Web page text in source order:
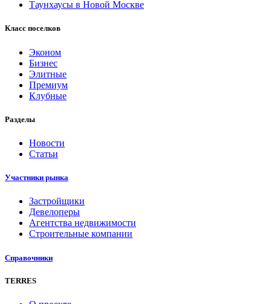
Таунхаусы в Новой Москве
Класс поселков
Эконом
Бизнес
Элитные
Премиум
Клубные
Разделы
Новости
Статьи
Участники рынка
Застройщики
Девелоперы
Агентства недвижимости
Строительные компании
Справочники
TERRES